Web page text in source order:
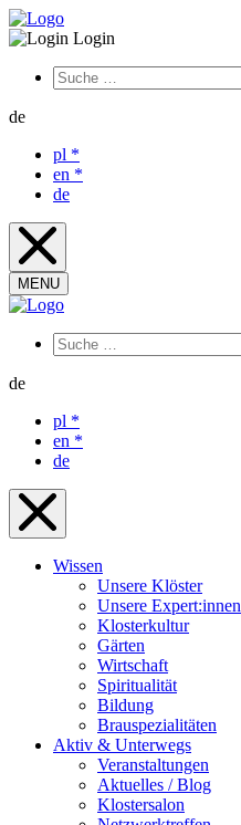
Login
de
pl *
en *
de
MENU
de
pl *
en *
de
Wissen
Unsere Klöster
Unsere Expert:innen
Klosterkultur
Gärten
Wirtschaft
Spiritualität
Bildung
Brauspezialitäten
Aktiv & Unterwegs
Veranstaltungen
Aktuelles / Blog
Klostersalon